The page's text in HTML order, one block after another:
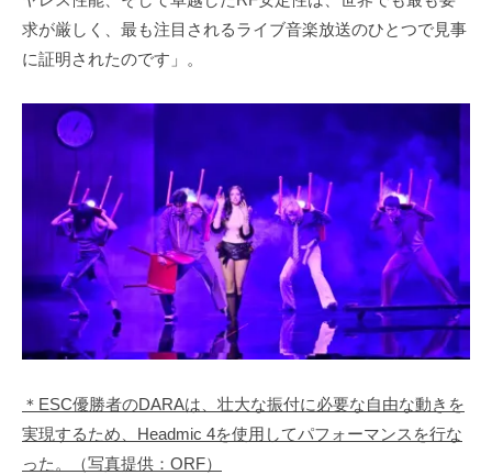
求が厳しく、最も注目されるライブ音楽放送のひとつで見事
に証明されたのです」。
＊ESC優勝者のDARAは、壮大な振付に必要な自由な動きを
実現するため、Headmic 4を使用してパフォーマンスを行な
った。（写真提供：ORF）